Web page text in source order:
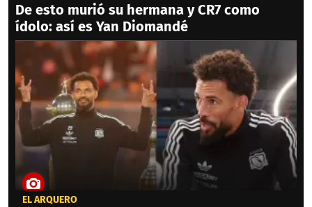
De esto murió su hermana y CR7 como
ídolo: así es Yan Diomandé
EL ARQUERO